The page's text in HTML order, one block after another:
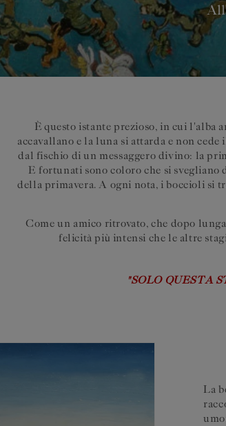
È questo istante prezioso, in cui l'alba
accavallano e la luna si attarda e non
dal fischio di un messaggero divino: la
E fortunati sono coloro che si svegliano
della primavera. A ogni nota, i boccioli si
Come un amico ritrovato, che dopo
felicità più intensi che le altre
"SOLO QUESTA
La